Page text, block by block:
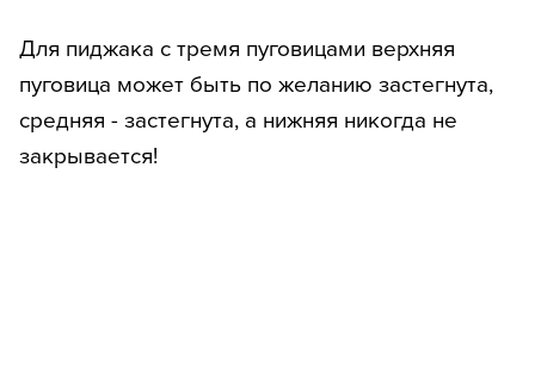
Для пиджака с тремя пуговицами верхняя
пуговица может быть по желанию застегнута,
средняя - застегнута, а нижняя никогда не
закрывается!